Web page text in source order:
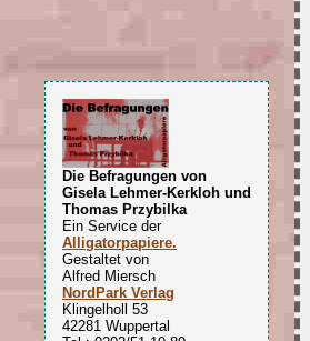
Die Befragungen von
Gisela Lehmer-Kerkloh und
Thomas Przybilka
Ein Service der
Alligatorpapiere.
Gestaltet von
Alfred Miersch
NordPark Verlag
Klingelholl 53
42281 Wuppertal